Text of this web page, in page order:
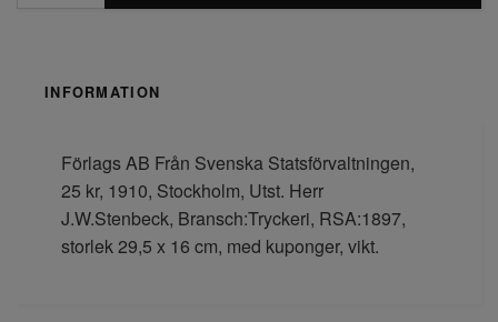
INFORMATION
Förlags AB Från Svenska Statsförvaltningen,
25 kr, 1910, Stockholm, Utst. Herr
J.W.Stenbeck, Bransch:Tryckeri, RSA:1897,
storlek 29,5 x 16 cm, med kuponger, vikt.